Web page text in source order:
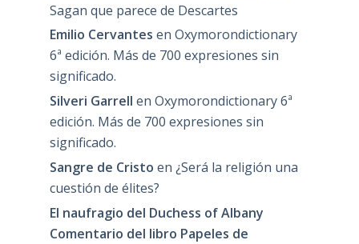
Sagan que parece de Descartes
Emilio Cervantes en Oxymorondictionary
6ª edición. Más de 700 expresiones sin
significado.
Silveri Garrell en Oxymorondictionary 6ª
edición. Más de 700 expresiones sin
significado.
Sangre de Cristo en ¿Será la religión una
cuestión de élites?
El naufragio del Duchess of Albany
Comentario del libro Papeles de